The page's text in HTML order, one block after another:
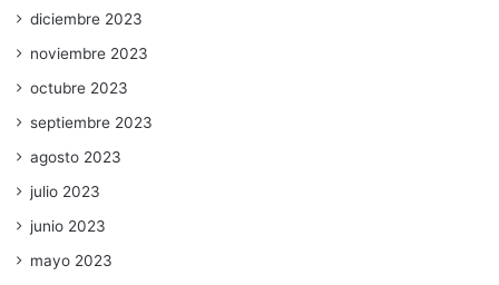
diciembre 2023
noviembre 2023
octubre 2023
septiembre 2023
agosto 2023
julio 2023
junio 2023
mayo 2023